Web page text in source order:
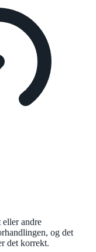
andre
og det
det korrekt.